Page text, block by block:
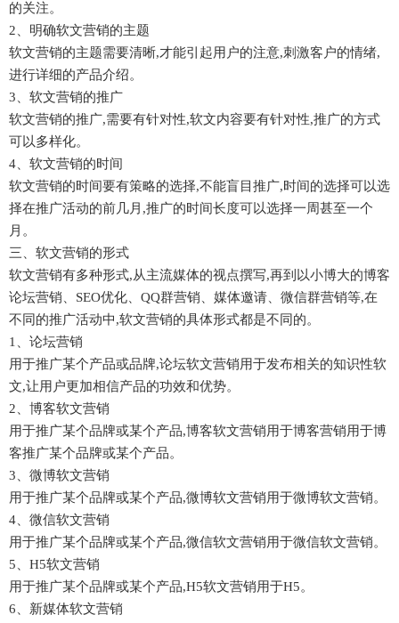
的关注。
2、明确软文营销的主题
软文营销的主题需要清晰,才能引起用户的注意,刺激客户的情绪,
进行详细的产品介绍。
3、软文营销的推广
软文营销的推广,需要有针对性,软文内容要有针对性,推广的方式
可以多样化。
4、软文营销的时间
软文营销的时间要有策略的选择,不能盲目推广,时间的选择可以选
择在推广活动的前几月,推广的时间长度可以选择一周甚至一个
月。
三、软文营销的形式
软文营销有多种形式,从主流媒体的视点撰写,再到以小博大的博客
论坛营销、SEO优化、QQ群营销、媒体邀请、微信群营销等,在
不同的推广活动中,软文营销的具体形式都是不同的。
1、论坛营销
用于推广某个产品或品牌,论坛软文营销用于发布相关的知识性软
文,让用户更加相信产品的功效和优势。
2、博客软文营销
用于推广某个品牌或某个产品,博客软文营销用于博客营销用于博
客推广某个品牌或某个产品。
3、微博软文营销
用于推广某个品牌或某个产品,微博软文营销用于微博软文营销。
4、微信软文营销
用于推广某个品牌或某个产品,微信软文营销用于微信软文营销。
5、H5软文营销
用于推广某个品牌或某个产品,H5软文营销用于H5。
6、新媒体软文营销